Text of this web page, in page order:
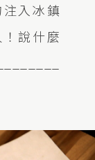
入冰鎮
說什麼